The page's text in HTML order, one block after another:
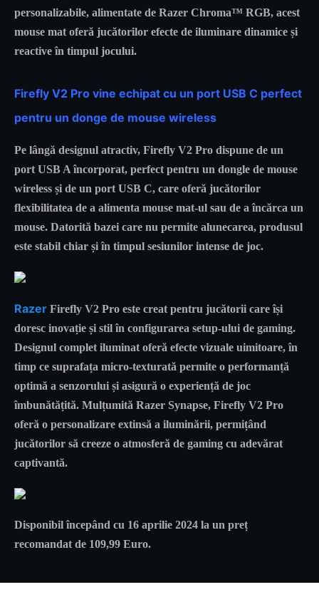
personalizabile, alimentate de Razer Chroma™ RGB, acest
mouse mat oferă jucătorilor efecte de iluminare dinamice și
reactive în timpul jocului.
Firefly V2 Pro vine echipat cu un port USB C perfect
pentru un donge de mouse wireless
Pe lângă designul atractiv, Firefly V2 Pro dispune de un
port USB A încorporat, perfect pentru un dongle de mouse
wireless și de un port USB C, care oferă jucătorilor
flexibilitatea de a alimenta mouse mat-ul sau de a încărca un
mouse. Datorită bazei care nu permite alunecarea, produsul
este stabil chiar și în timpul sesiunilor intense de joc.
Razer Firefly V2 Pro este creat pentru jucătorii care își
doresc inovație și stil în configurarea setup-ului de gaming.
Designul complet iluminat oferă efecte vizuale uimitoare, în
timp ce suprafața micro-texturată permite o performanță
optimă a senzorului și asigură o experiență de joc
îmbunătățită. Mulțumită Razer Synapse, Firefly V2 Pro
oferă o personalizare extinsă a iluminării, permițând
jucătorilor să creeze o atmosferă de gaming cu adevărat
captivantă.
Disponibil începând cu 16 aprilie 2024 la un preț
recomandat de 109,99 Euro.